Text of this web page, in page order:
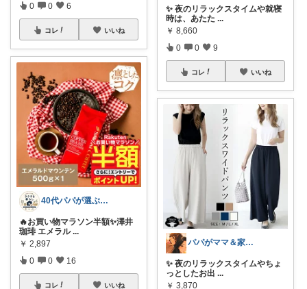
0 0 6
コレ いいね
40代パパが選ぶ 毎日がラクになる暮らし
🔥お買い物マラソン半額✨澤井
珈琲 エメラル ...
￥ 2,897
0 0 16
コレ いいね
✨ 夜のリラックスタイムや就寝
時は、あたた ...
￥ 8,660
0 0 9
コレ いいね
パパがママ＆家族の笑顔の為に選ぶ品😆
✨ 夜のリラックスタイムやちょ
っとしたお出 ...
￥ 3,870